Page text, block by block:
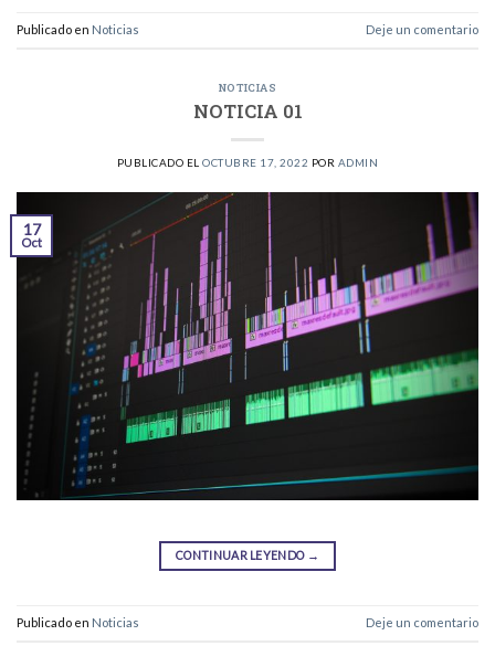
Publicado en Noticias Deje un comentario
NOTICIAS
NOTICIA 01
PUBLICADO ELOCTUBRE 17, 2022 POR ADMIN
17
Oct
CONTINUAR LEYENDO →
Publicado en Noticias Deje un comentario